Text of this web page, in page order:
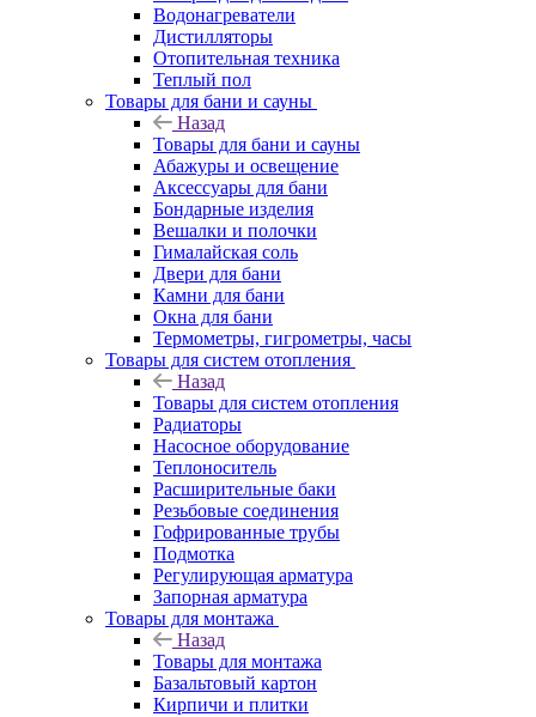
Водонагреватели
Дистилляторы
Отопительная техника
Теплый пол
Товары для бани и сауны
Назад
Товары для бани и сауны
Абажуры и освещение
Аксессуары для бани
Бондарные изделия
Вешалки и полочки
Гималайская соль
Двери для бани
Камни для бани
Окна для бани
Термометры, гигрометры, часы
Товары для систем отопления
Назад
Товары для систем отопления
Радиаторы
Насосное оборудование
Теплоноситель
Расширительные баки
Резьбовые соединения
Гофрированные трубы
Подмотка
Регулирующая арматура
Запорная арматура
Товары для монтажа
Назад
Товары для монтажа
Базальтовый картон
Кирпичи и плитки